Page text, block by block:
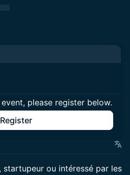
please register below.
Register
startupeur ou intéressé par les